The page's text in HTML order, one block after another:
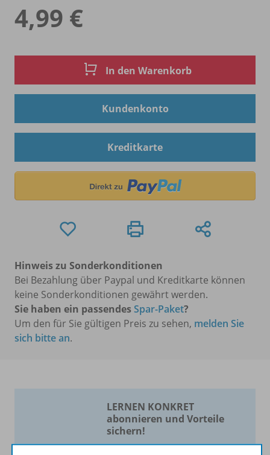
4,99 €
In den Warenkorb
Kundenkonto
Kreditkarte
Hinweis zu Sonderkonditionen
Bei Bezahlung über Paypal und Kreditkarte können
keine Sonderkonditionen gewährt werden.
Sie haben ein passendesSpar-Paket?
Um den für Sie gültigen Preis zu sehen, melden Sie
sich bitte an.
LERNEN KONKRET
abonnieren und Vorteile
sichern!